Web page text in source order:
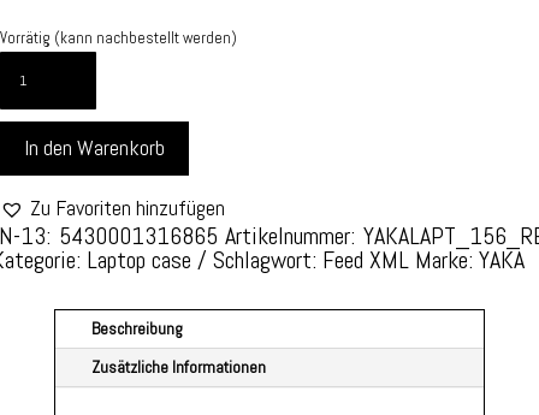
Vorrätig (kann nachbestellt werden)
15.6
ZOLL
-
ROT
MIT
REVOLUTIONÄRER
In den Warenkorb
Zu Favoriten hinzufügen
13: 5430001316865 Artikelnummer:
Laptop case Schlagwort: Feed XML Marke: YAKA
Beschreibung
Zusätzliche Informationen